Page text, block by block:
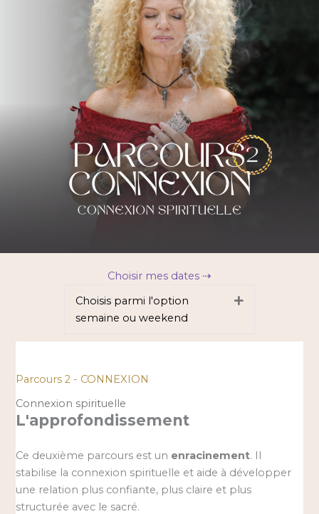
Parcours 2 - CONNEXION
Connexion spirituelle
L'approfondissement
Ce deuxième parcours est un enracinement. Il
stabilise la connexion spirituelle et aide à développer
une relation plus confiante, plus claire et plus
structurée avec le sacré.
Choisir mes dates ⇢
Choisis parmi l'option
semaine ou weekend
Déplier